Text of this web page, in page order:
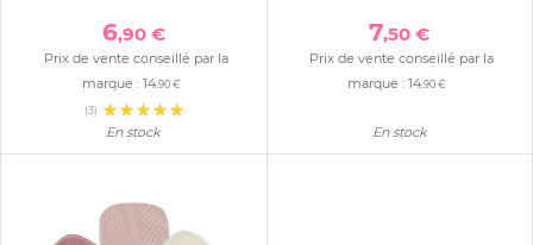
6,90 €
Prix de vente conseillé par la
marque : 14,90 €
(3)
En stock
7,50 €
Prix de vente conseillé par la
marque :14 ,90 €
En stock